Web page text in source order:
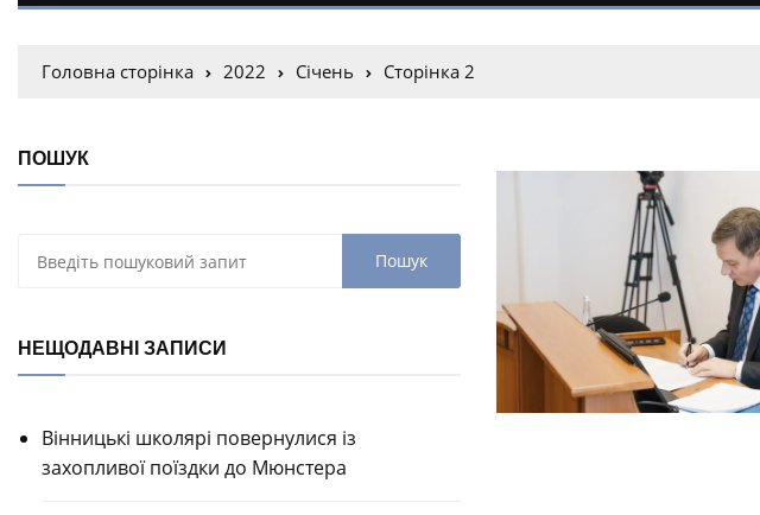
Головна сторінка 2022 Січень Сторінка 2
ПОШУК
НЕЩОДАВНІ ЗАПИСИ
Вінницькі школярі повернулися із
захопливої поїздки до Мюнстера